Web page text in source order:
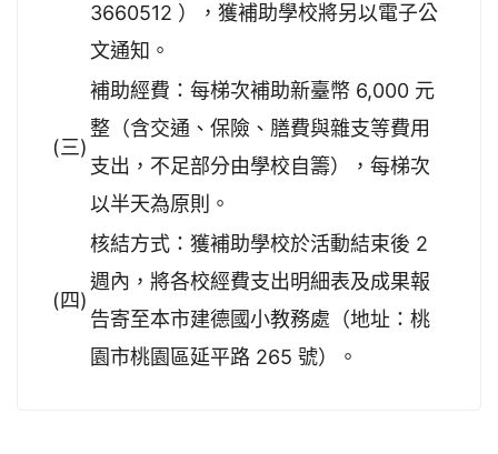
3660512 ），獲補助學校將另以電子公
文通知。
(三)
補助經費：每梯次補助新臺幣 6,000 元
整（含交通、保險、膳費與雜支等費用
支出，不足部分由學校自籌），每梯次
以半天為原則。
(四)
核結方式：獲補助學校於活動結束後 2
週內，將各校經費支出明細表及成果報
告寄至本市建德國小教務處（地址：桃
園市桃園區延平路 265 號）。